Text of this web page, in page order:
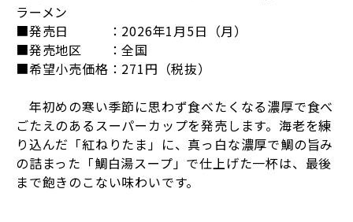
ラーメン
■発売日 ： 2026年1月5日（月）
■発売地区 ：全国
■希望小売価格： 271円（税抜）
年初めの寒い季節に思わず食べたくなる濃厚で食べ
ごたえのあるスーパーカップを発売します。海老を練
り込んだ「紅ねりたま」に、真っ白な濃厚で鯛の旨み
の詰まった「鯛白湯スープ」で仕上げた一杯は、最後
まで飽きのこない味わいです。